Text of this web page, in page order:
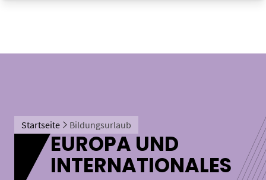
Startseite Bildungsurlaub
EUROPA UND
INTERNATIONALES